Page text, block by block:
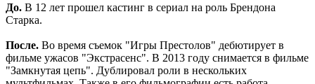
До. В 12 лет прошел кастинг в сериал на роль Брендона
Старка.
После. Во время съемок "Игры Престолов" дебютирует в
фильме ужасов "Экстрасенс". В 2013 году снимается в фильме
"Замкнутая цепь". Дублировал роли в нескольких